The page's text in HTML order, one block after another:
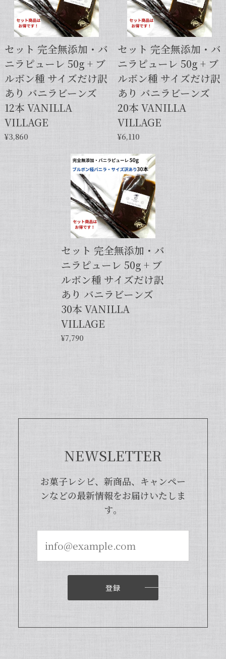
【スタンドパック※通常サイズ】完全無添加・天然バニラ蜜_送料無料（200g）/バニラシロップ/シロップ/バニラビーンズ/製菓材料/バニラペースト/バニラエッセンス/ギフト
2025/05/31
【本数多いほど1本価格がお得！】【サイズだけ訳ありグレード 12cm・バニラビーンズ・5本】
2025/01/05
発送が早くて助かりました。 バニラの香りも良かっ
この度は当店をご利用いただきまして、
誠にありがとうございます！こちらこそ
スムーズなお取引をしていただき感謝申
し上げます。また機会がございました
ら、キャラメルのように甘くほのかに香
るブルボン種バニラもお試しくださいま
せ。今後とも当店を何卒よろしくお願い
申し上げます。
2024/06/14
プリンをよく作るので購入しました。 今までは安価
なバニラエッセンスを仕方なく使っていました。 バ
ニラビーンズは手間がかかるし、バニラペーストは添
加物入っているし… 色々調べているうちに、無添加
のこちらの商品に辿り着きました。 やはり本物は違
加・バニラピューレを気に入ってくださ
まして、バニラビーンズよりお得で、さ
商品となっております。また、「バニラ
ビレッジnote」と検索いただくと、バ
ニラピューレを使用した世界中のお菓子
レシピも100種類以上ご紹介しておりま
ひチェックしてみてくださいませ。また
機会がございましたら、当店をよろしく
お願い申し上げます。
セット 完全無添加・バ
ニラピューレ 50g + ブ
ルボン種 サイズだけ訳
あり バニラビーンズ
12本 VANILLA
VILLAGE
¥3,860
セット 完全無添加・バ
ニラピューレ 50g + ブ
ルボン種 サイズだけ訳
あり バニラビーンズ
20本 VANILLA
VILLAGE
¥6,110
セット 完全無添加・バ
ニラピューレ 50g + ブ
ルボン種 サイズだけ訳
あり バニラビーンズ
30本 VANILLA
VILLAGE
¥7,790
NEWSLETTER
お菓子レシピ、新商品、キャンペー
ンなどの最新情報をお届けいたしま
す。
登録